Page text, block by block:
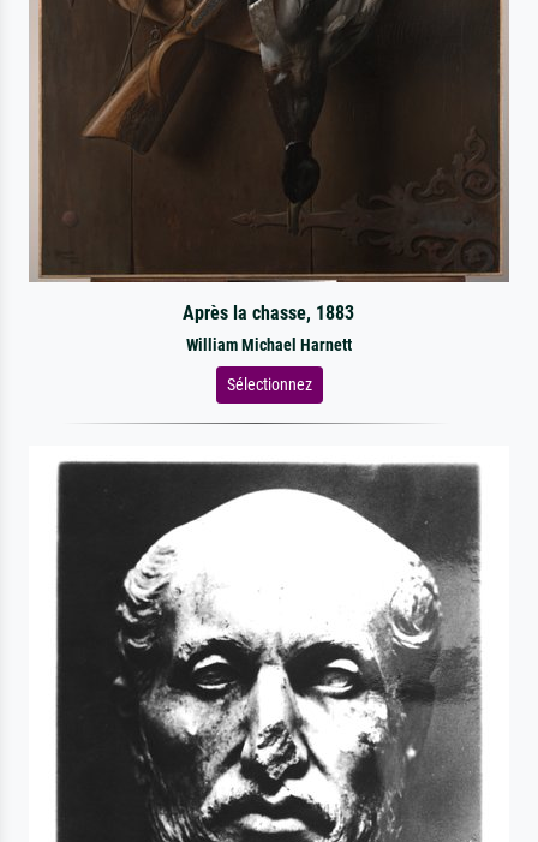
Après la chasse, 1883
William Michael Harnett
Sélectionnez